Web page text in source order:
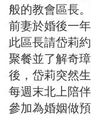
般的教會區長
前妻於婚後一
此區長請岱莉
聚餐並了解奇
後，岱莉突然
每週末北上陪
參加為婚姻做